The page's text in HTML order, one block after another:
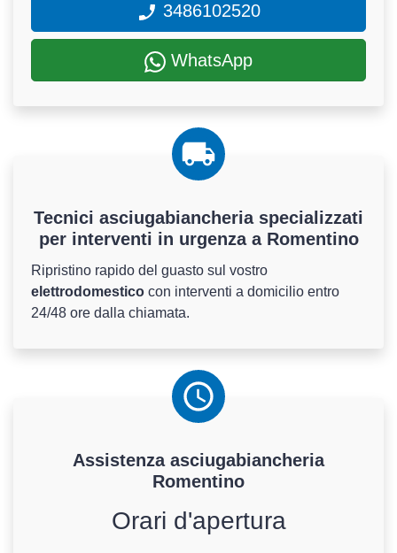
3486102520
WhatsApp
Tecnici asciugabiancheria specializzati
per interventi in urgenza a Romentino
Ripristino rapido del guasto sul vostro
elettrodomestico con interventi a domicilio entro
24/48 ore dalla chiamata.
Assistenza asciugabiancheria
Romentino
Orari d'apertura